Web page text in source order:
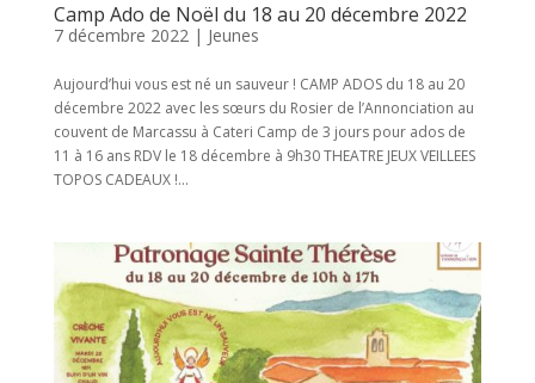
Camp Ado de Noël du 18 au 20 décembre 2022
7 décembre 2022| Jeunes
Aujourd’hui vous est né un sauveur ! CAMP ADOS du 18 au 20
décembre 2022 avec les sœurs du Rosier de l’Annonciation au
couvent de Marcassu à Cateri Camp de 3 jours pour ados de
11 à 16 ans RDV le 18 décembre à 9h30 THEATRE JEUX VEILLEES
TOPOS CADEAUX !...